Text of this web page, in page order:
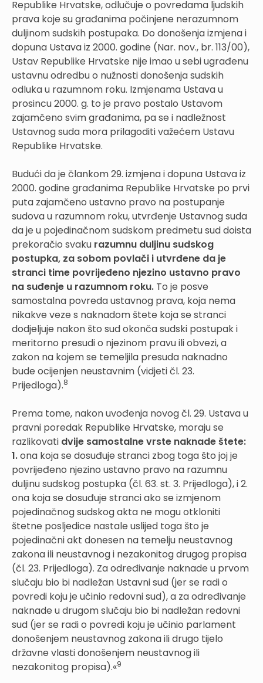
Republike Hrvatske, odlučuje o povredama ljudskih
prava koje su građanima počinjene nerazumnom
duljinom sudskih postupaka. Do donošenja izmjena i
dopuna Ustava iz 2000. godine (Nar. nov., br. 113/00),
Ustav Republike Hrvatske nije imao u sebi ugrađenu
ustavnu odredbu o nužnosti donošenja sudskih
odluka u razumnom roku. Izmjenama Ustava u
prosincu 2000. g. to je pravo postalo Ustavom
zajamčeno svim građanima, pa se i nadležnost
Ustavnog suda mora prilagoditi važećem Ustavu
Republike Hrvatske.
Budući da je člankom 29. izmjena i dopuna Ustava iz
2000. godine građanima Republike Hrvatske po prvi
puta zajamčeno ustavno pravo na postupanje
sudova u razumnom roku, utvrđenje Ustavnog suda
da je u pojedinačnom sudskom predmetu sud doista
prekoračio svaku razumnu duljinu sudskog
postupka, za sobom povlači i utvrđene da je
stranci time povrijeđeno njezino ustavno pravo
na suđenje u razumnom roku. To je posve
samostalna povreda ustavnog prava, koja nema
nikakve veze s naknadom štete koja se stranci
dodjeljuje nakon što sud okonča sudski postupak i
meritorno presudi o njezinom pravu ili obvezi, a
zakon na kojem se temeljila presuda naknadno
bude ocijenjen neustavnim (vidjeti čl. 23.
Prijedloga).8
Prema tome, nakon uvođenja novog čl. 29. Ustava u
pravni poredak Republike Hrvatske, moraju se
razlikovati dvije samostalne vrste naknade štete:
1.ona koja se dosuđuje stranci zbog toga što joj je
povrijeđeno njezino ustavno pravo na razumnu
duljinu sudskog postupka (čl. 63. st. 3. Prijedloga), i 2.
ona koja se dosuđuje stranci ako se izmjenom
pojedinačnog sudskog akta ne mogu otkloniti
štetne posljedice nastale uslijed toga što je
pojedinačni akt donesen na temelju neustavnog
zakona ili neustavnog i nezakonitog drugog propisa
(čl. 23. Prijedloga). Za određivanje naknade u prvom
slučaju bio bi nadležan Ustavni sud (jer se radi o
povredi koju je učinio redovni sud), a za određivanje
naknade u drugom slučaju bio bi nadležan redovni
sud (jer se radi o povredi koju je učinio parlament
donošenjem neustavnog zakona ili drugo tijelo
državne vlasti donošenjem neustavnog ili
nezakonitog propisa).«9